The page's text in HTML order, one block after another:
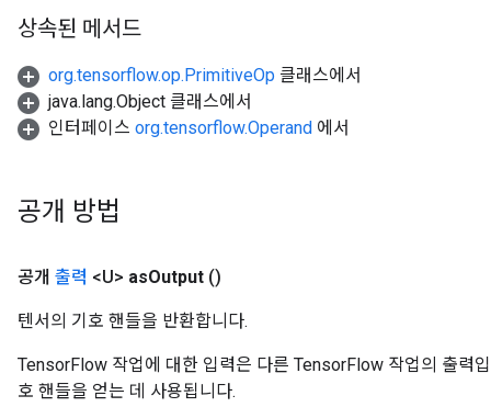
상속된 메서드
org.tensorflow.op.PrimitiveOp 클래스에서
java.lang.Object 클래스에서
인터페이스 org.tensorflow.Operand 에서
공개 방법
공개 출력 <U> asOutput ()
텐서의 기호 핸들을 반환합니다.
TensorFlow 작업에 대한 입력은 다른 TensorFlow 작업의 출력
호 핸들을 얻는 데 사용됩니다.